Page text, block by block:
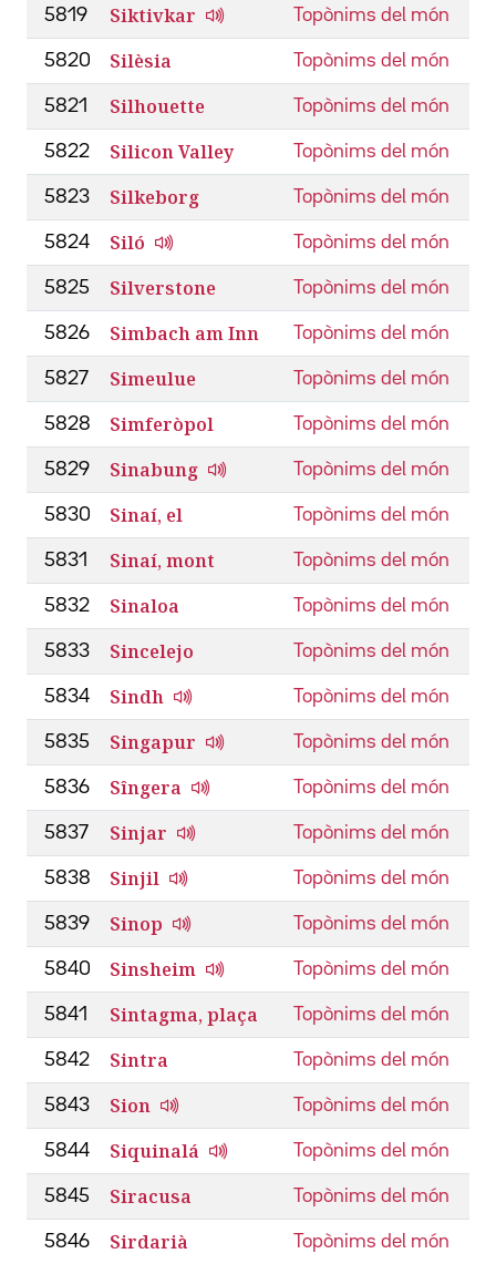
5819 Siktivkar Topònims del món
5820 Silèsia Topònims del món
5821 Silhouette Topònims del món
5822 Silicon Valley Topònims del món
5823 Silkeborg Topònims del món
5824 Siló Topònims del món
5825 Silverstone Topònims del món
5826 Simbach am Inn Topònims del món
5827 Simeulue Topònims del món
5828 Simferòpol Topònims del món
5829 Sinabung Topònims del món
5830 Sinaí, el Topònims del món
5831 Sinaí, mont Topònims del món
5832 Sinaloa Topònims del món
5833 Sincelejo Topònims del món
5834 Sindh Topònims del món
5835 Singapur Topònims del món
5836 Sîngera Topònims del món
5837 Sinjar Topònims del món
5838 Sinjil Topònims del món
5839 Sinop Topònims del món
5840 Sinsheim Topònims del món
5841 Sintagma, plaça Topònims del món
5842 Sintra Topònims del món
5843 Sion Topònims del món
5844 Siquinalá Topònims del món
5845 Siracusa Topònims del món
5846 Sirdarià Topònims del món